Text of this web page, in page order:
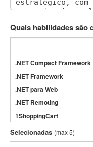
Quais habilidades são
.NET Compact Framework
.NET Framework
.NET para Web
.NET Remoting
1ShoppingCart
3DS Max
3GSM
Selecionadas (max 5)